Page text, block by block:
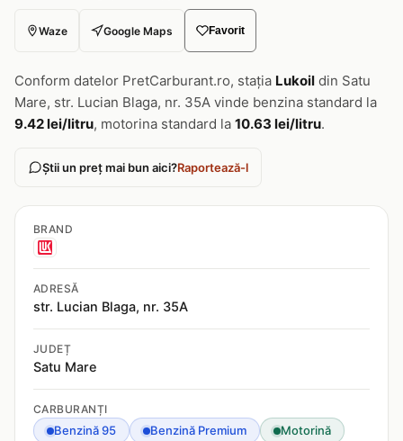
Waze Google Maps Favorit
Conform datelor PretCarburant.ro, stația Lukoil din Satu
Mare, str. Lucian Blaga, nr. 35A vinde benzina standard la
9.42 lei/litru, motorina standard la 10.63 lei/litru.
Știi un preț mai bun aici?Raportează-l
BRAND
ADRESĂ
str. Lucian Blaga, nr. 35A
JUDEȚ
Satu Mare
CARBURANȚI
Benzină 95 Benzină Premium
Motorină